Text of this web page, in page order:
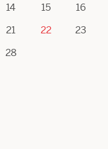
14 15
16
21 22
23
28